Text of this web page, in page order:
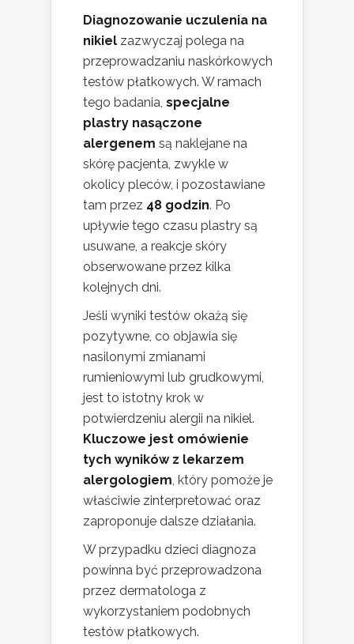
Diagnozowanie uczulenia na
nikiel zazwyczaj polega na
przeprowadzaniu naskórkowych
testów płatkowych. W ramach
tego badania, specjalne
plastry nasączone
alergenem są naklejane na
skórę pacjenta, zwykle w
okolicy pleców, i pozostawiane
tam przez 48 godzin. Po
upływie tego czasu plastry są
usuwane, a reakcje skóry
obserwowane przez kilka
kolejnych dni.
Jeśli wyniki testów okażą się
pozytywne, co objawia się
nasilonymi zmianami
rumieniowymi lub grudkowymi,
jest to istotny krok w
potwierdzeniu alergii na nikiel.
Kluczowe jest omówienie
tych wyników z lekarzem
alergologiem, który pomoże je
właściwie zinterpretować oraz
zaproponuje dalsze działania.
W przypadku dzieci diagnoza
powinna być przeprowadzona
przez dermatologa z
wykorzystaniem podobnych
testów płatkowych.